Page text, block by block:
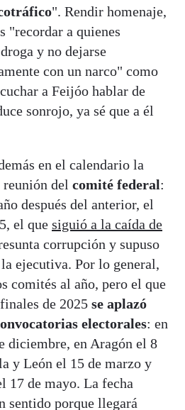
". Rendir homenaje,
"recordar a quienes
y no dejarse
con un narco" como
a Feijóo hablar de
sonrojo, ya sé que a él
en el calendario la
del comité federal:
después del anterior, el
el que siguió a la caída de
corrupción y supuso
ejecutiva. Por lo general,
comités al año, pero el que
de 2025 se aplazó
electorales: en
diciembre, en Aragón el 8
y León el 15 de marzo y
17 de mayo. La fecha
sentido porque llegará